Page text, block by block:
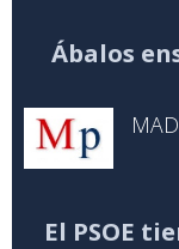
Ábalos
El PSOE